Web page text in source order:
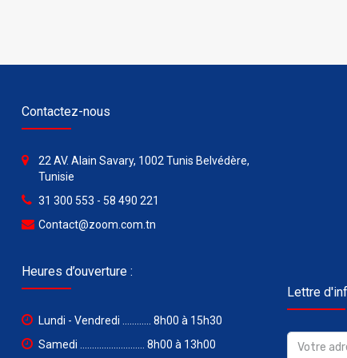
Contactez-nous
22 AV. Alain Savary, 1002 Tunis Belvédère,
Tunisie
31 300 553 - 58 490 221
Contact@zoom.com.tn
Heures d’ouverture :
Lundi - Vendredi ............ 8h00 à 15h30
Samedi ........................... 8h00 à 13h00
Lettre